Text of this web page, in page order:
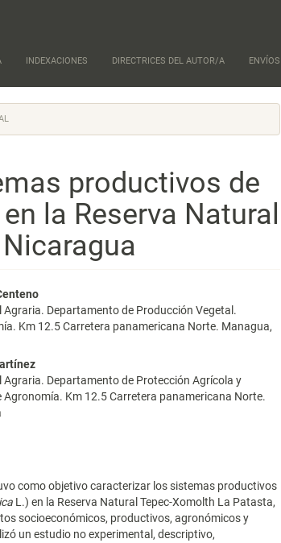
INDEXACIONES DIRECTRICES DEL AUTOR/A ENVÍOS
productivos de
la Reserva Natural
Agraria. Departamento de Producción Vegetal.
Km 12.5 Carretera panamericana Norte. Managua,
Agraria. Departamento de Protección Agrícola y
Agronomía. Km 12.5 Carretera panamericana Norte.
como objetivo caracterizar los sistemas productivos
L.) en la Reserva Natural Tepec-Xomolth La Patasta,
socioeconómicos, productivos, agronómicos y
un estudio no experimental, descriptivo,